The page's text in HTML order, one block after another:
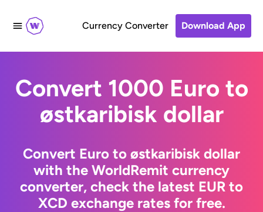
Currency Converter Download App
Convert 1000 Euro to
østkaribisk dollar
Convert Euro to østkaribisk dollar
with the WorldRemit currency
converter, check the latest EUR to
XCD exchange rates for free.